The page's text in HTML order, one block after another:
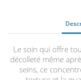
Le soin qui offre
décolleté même
seins, ce